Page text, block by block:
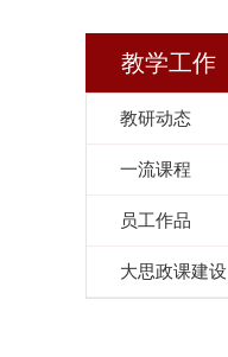
教学工作
教研动态
一流课程
员工作品
大思政课建设